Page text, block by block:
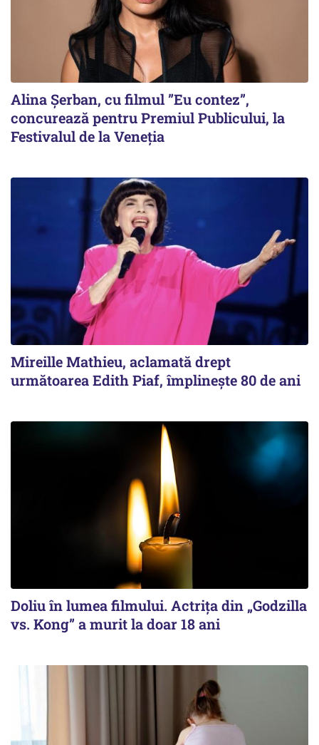
Alina Șerban, cu filmul ”Eu contez”,
concurează pentru Premiul Publicului, la
Festivalul de la Veneția
Mireille Mathieu, aclamată drept
următoarea Edith Piaf, împlinește 80 de ani
Doliu în lumea filmului. Actrița din „Godzilla
vs. Kong” a murit la doar 18 ani